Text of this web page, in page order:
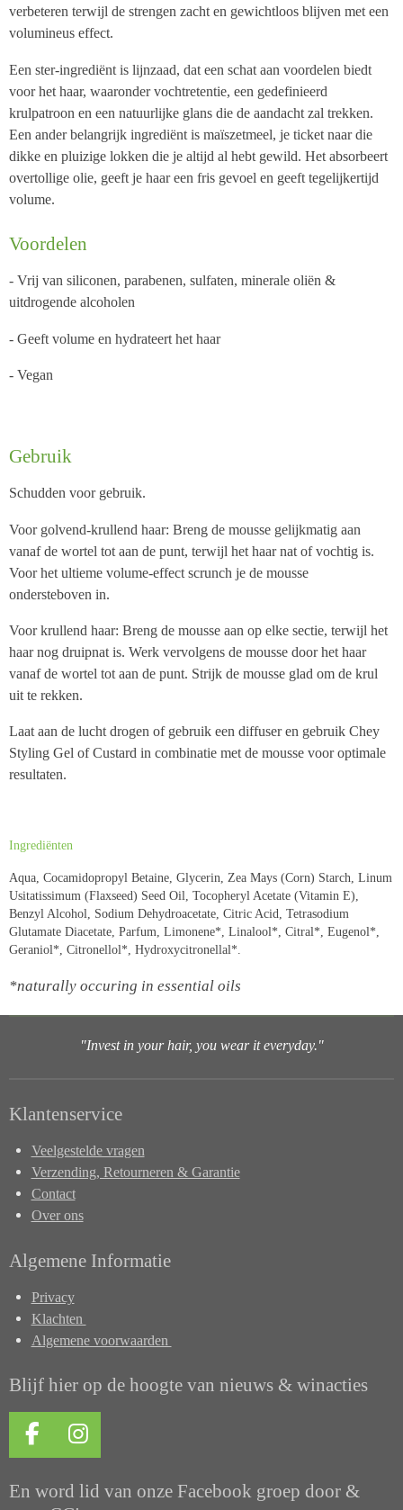
verbeteren terwijl de strengen zacht en gewichtloos blijven met een
volumineus effect.
Een ster-ingrediënt is lijnzaad, dat een schat aan voordelen biedt
voor het haar, waaronder vochtretentie, een gedefinieerd
krulpatroon en een natuurlijke glans die de aandacht zal trekken.
Een ander belangrijk ingrediënt is maïszetmeel, je ticket naar die
dikke en pluizige lokken die je altijd al hebt gewild. Het absorbeert
overtollige olie, geeft je haar een fris gevoel en geeft tegelijkertijd
volume.
Voordelen
- Vrij van siliconen, parabenen, sulfaten, minerale oliën &
uitdrogende alcoholen
- Geeft volume en hydrateert het haar
- Vegan
Gebruik
Schudden voor gebruik.
Voor golvend-krullend haar: Breng de mousse gelijkmatig aan
vanaf de wortel tot aan de punt, terwijl het haar nat of vochtig is.
Voor het ultieme volume-effect scrunch je de mousse
ondersteboven in.
Voor krullend haar: Breng de mousse aan op elke sectie, terwijl het
haar nog druipnat is. Werk vervolgens de mousse door het haar
vanaf de wortel tot aan de punt. Strijk de mousse glad om de krul
uit te rekken.
Laat aan de lucht drogen of gebruik een diffuser en gebruik Chey
Styling Gel of Custard in combinatie met de mousse voor optimale
resultaten.
Ingrediënten
Aqua, Cocamidopropyl Betaine, Glycerin, Zea Mays (Corn) Starch, Linum
Usitatissimum (Flaxseed) Seed Oil, Tocopheryl Acetate (Vitamin E),
Benzyl Alcohol, Sodium Dehydroacetate, Citric Acid, Tetrasodium
Glutamate Diacetate, Parfum, Limonene*, Linalool*, Citral*, Eugenol*,
Geraniol*, Citronellol*, Hydroxycitronellal*.
*naturally occuring in essential oils
"Invest in your hair, you wear it everyday."
Klantenservice
Veelgestelde vragen
Verzending, Retourneren & Garantie
Contact
Over ons
Algemene Informatie
Privacy
Klachten
Algemene voorwaarden
Blijf hier op de hoogte van nieuws & winacties
F
c
I
s
En word lid van onze Facebook groep door &